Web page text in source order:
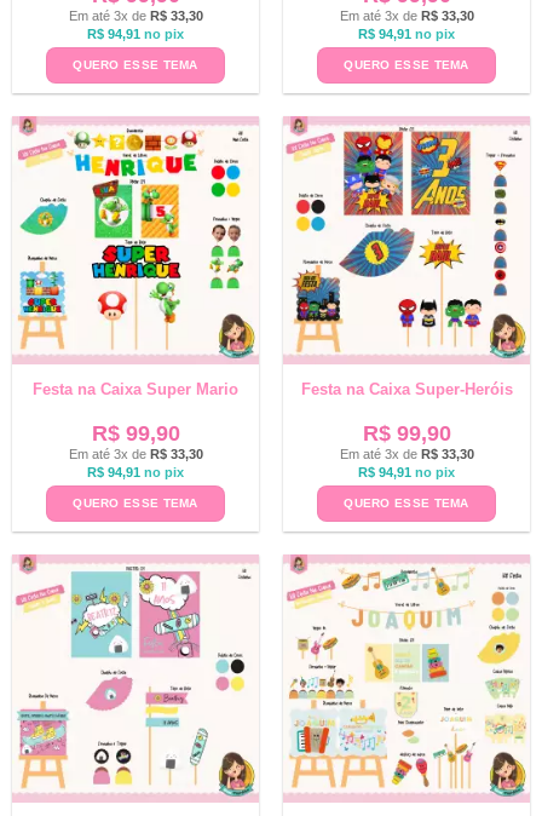
Em até 3x de R$33,30
R$ 94,91 no pix
QUERO ESSE TEMA
Em até 3x de R$33,30
R$ 94,91 no pix
QUERO ESSE TEMA
Festa na Caixa Super Mario
R$99,90
Em até 3x de R$33,30
R$ 94,91 no pix
QUERO ESSE TEMA
Festa na Caixa Super-Heróis
R$99,90
Em até 3x de R$33,30
R$ 94,91 no pix
QUERO ESSE TEMA